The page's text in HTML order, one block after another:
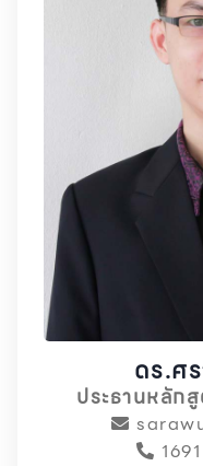
ดร.ศ
ประธานหลัก
1691